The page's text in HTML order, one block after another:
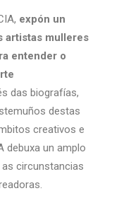
expón un
artistas mulleres
entender o
das biografías,
destas
creativos e
debuxa un amplo
circunstancias